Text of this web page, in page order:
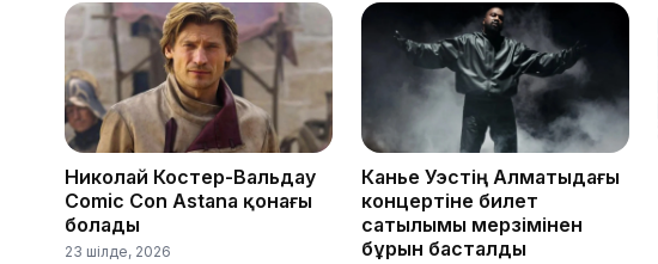
Николай Костер-Вальдау
Comic Con Astana қонағы
болады
23 шілде, 2026
Канье Уэстің Алматыдағы
концертіне билет
сатылымы мерзімінен
бұрын басталды